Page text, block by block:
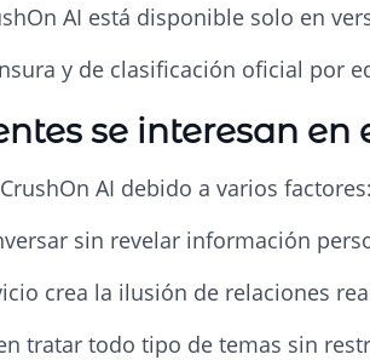
AI está disponible solo en
y de clasificación oficial por
se interesan en
AI debido a varios factores:
sin revelar información
crea la ilusión de relaciones
tratar todo tipo de temas sin